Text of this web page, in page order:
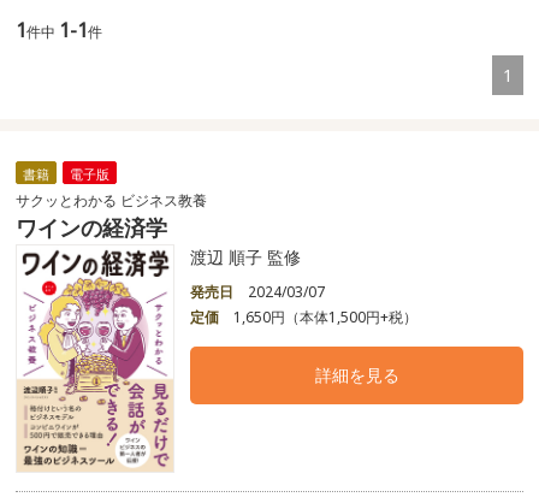
1件中 1-1件
1
書籍 電子版
サクッとわかる ビジネス教養
ワインの経済学
渡辺 順子 監修
発売日
2024/03/07
定価
1,650円（本体1,500円+税）
詳細を見る